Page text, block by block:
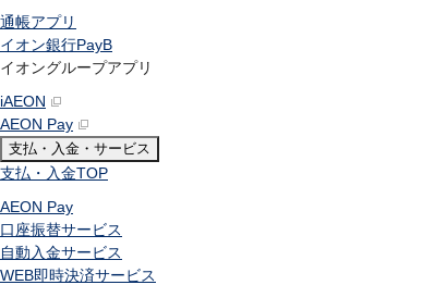
通帳アプリ
イオン銀行PayB
イオングループアプリ
iAEON
AEON Pay
支払・入金・サービス
支払・入金TOP
AEON Pay
口座振替サービス
自動入金サービス
WEB即時決済サービス